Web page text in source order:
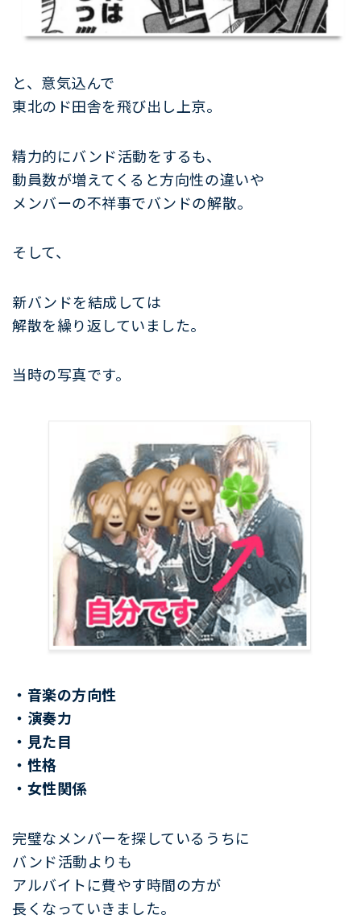
と、意気込んで
東北のド田舎を飛び出し上京。
精力的にバンド活動をするも、
動員数が増えてくると方向性の違いや
メンバーの不祥事でバンドの解散。
そして、
新バンドを結成しては
解散を繰り返していました。
当時の写真です。
・音楽の方向性
・演奏力
・見た目
・性格
・女性関係
完璧なメンバーを探しているうちに
バンド活動よりも
アルバイトに費やす時間の方が
長くなっていきました。